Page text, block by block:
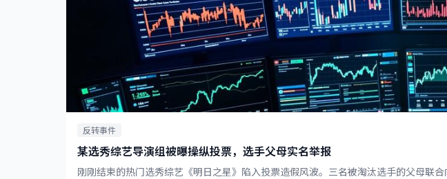
反转事件
某选秀综艺导演组被曝操纵投票，选手父母实名举报
刚刚结束的热门选秀综艺《明日之星》陷入投票造假风波。三名被淘汰选手的父母联